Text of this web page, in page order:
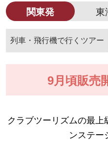
関東発 東
列車・飛行機で行くツアー
9月頃販売
クラブツーリズムの最上
ンステー